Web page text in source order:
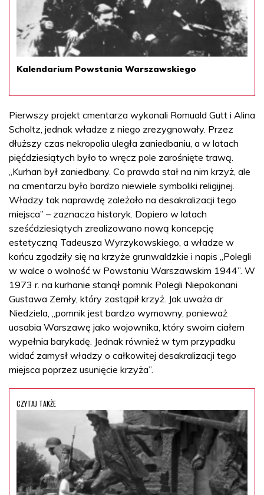
Kalendarium Powstania Warszawskiego
Pierwszy projekt cmentarza wykonali Romuald Gutt i Alina
Scholtz, jednak władze z niego zrezygnowały. Przez
dłuższy czas nekropolia uległa zaniedbaniu, a w latach
pięćdziesiątych było to wręcz pole zarośnięte trawą.
„Kurhan był zaniedbany. Co prawda stał na nim krzyż, ale
na cmentarzu było bardzo niewiele symboliki religijnej.
Władzy tak naprawdę zależało na desakralizacji tego
miejsca” – zaznacza historyk. Dopiero w latach
sześćdziesiątych zrealizowano nową koncepcję
estetyczną Tadeusza Wyrzykowskiego, a władze w
końcu zgodziły się na krzyże grunwaldzkie i napis „Polegli
w walce o wolność w Powstaniu Warszawskim 1944”. W
1973 r. na kurhanie stanął pomnik Polegli Niepokonani
Gustawa Zemły, który zastąpił krzyż. Jak uważa dr
Niedziela, „pomnik jest bardzo wymowny, ponieważ
uosabia Warszawę jako wojownika, który swoim ciałem
wypełnia barykadę. Jednak również w tym przypadku
widać zamysł władzy o całkowitej desakralizacji tego
miejsca poprzez usunięcie krzyża”.
CZYTAJ TAKŻE